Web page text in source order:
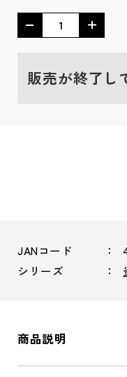
販売が終了し
JANコード
シリーズ
商品説明